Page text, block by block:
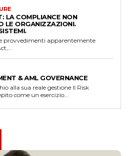
LA COMPLIANCE NON
LE ORGANIZZAZIONI.
provvedimenti apparentemente
& AML GOVERNANCE
sua reale gestione Il Risk
come un esercizio...